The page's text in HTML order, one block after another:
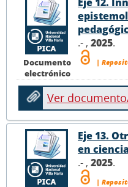
Documento
electrónico
.- , 2025.
|
Ver
Eje 13.
en
.- , 2025.
|